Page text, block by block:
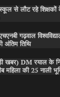
से लौट रहे
गढ़वाल
अंतिम तिथि
खबर) DM रयाल के
महिला की 25 नाली